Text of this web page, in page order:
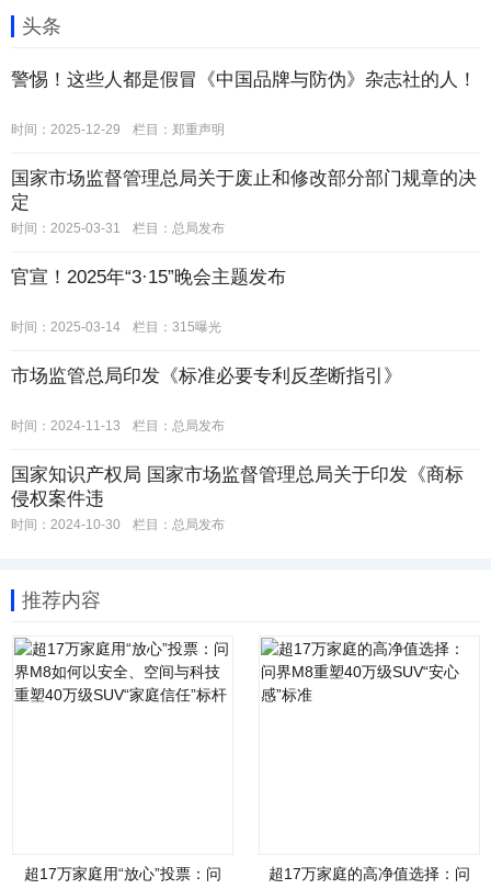
头条
警惕！这些人都是假冒《中国品牌与防伪》杂志社的人！
时间：2025-12-29 栏目： 郑重声明
国家市场监督管理总局关于废止和修改部分部门规章的决
定
时间：2025-03-31 栏目： 总局发布
官宣！2025年“3·15”晚会主题发布
时间：2025-03-14 栏目： 315曝光
市场监管总局印发《标准必要专利反垄断指引》
时间：2024-11-13 栏目： 总局发布
国家知识产权局 国家市场监督管理总局关于印发《商标
侵权案件违
时间：2024-10-30 栏目： 总局发布
推荐内容
超17万家庭用“放心”投票：问
超17万家庭的高净值选择：问